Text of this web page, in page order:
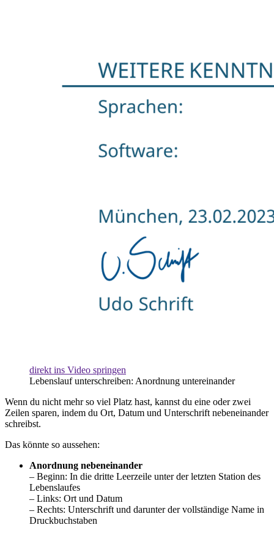
direkt ins Video springen
Lebenslauf unterschreiben: Anordnung untereinander
Wenn du nicht mehr so viel Platz hast, kannst du eine oder zwei
Zeilen sparen, indem du Ort, Datum und Unterschrift nebeneinander
schreibst.
Das könnte so aussehen:
Anordnung nebeneinander
– Beginn: In die dritte Leerzeile unter der letzten Station des
Lebenslaufes
– Links: Ort und Datum
– Rechts: Unterschrift und darunter der vollständige Name in
Druckbuchstaben